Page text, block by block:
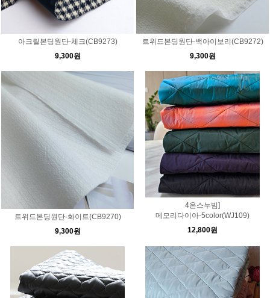
아크릴본딩원단-체크(CB9273)
9,300원
트위드본딩원단-백아이보리(CB9272)
9,300원
트위드본딩원단-화이트(CB9270)
9,300원
4온스누빔]
메모리다이아-5color(WJ109)
12,800원